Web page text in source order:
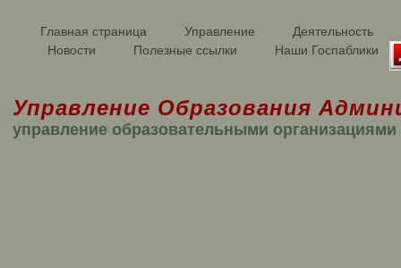
Главная страница Управление
Деятельность
Новости
Полезные ссылки Наши Госпаблики
Управление Образования
управление образовательными организациями